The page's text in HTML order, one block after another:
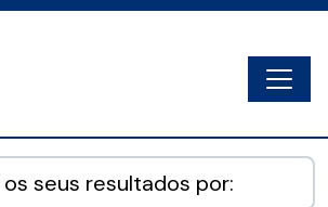
seus resultados por: